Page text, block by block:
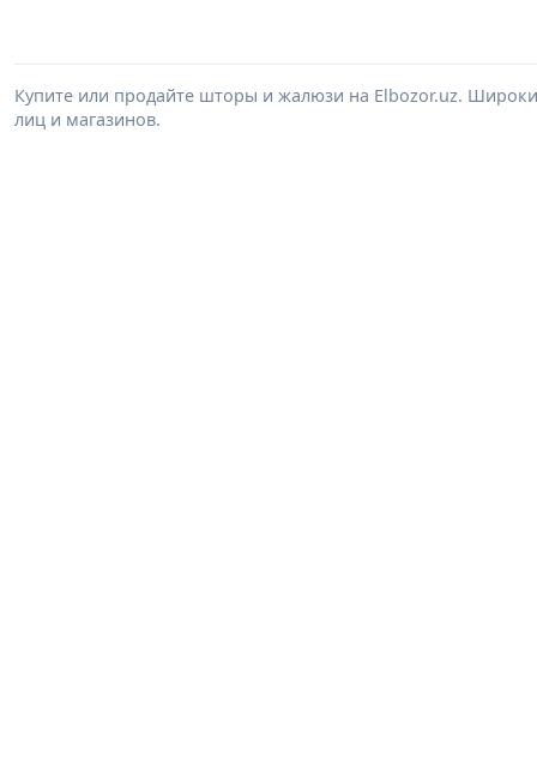
Купите или продайте шторы и жалюзи на Elbozor.uz.
лиц и магазинов.